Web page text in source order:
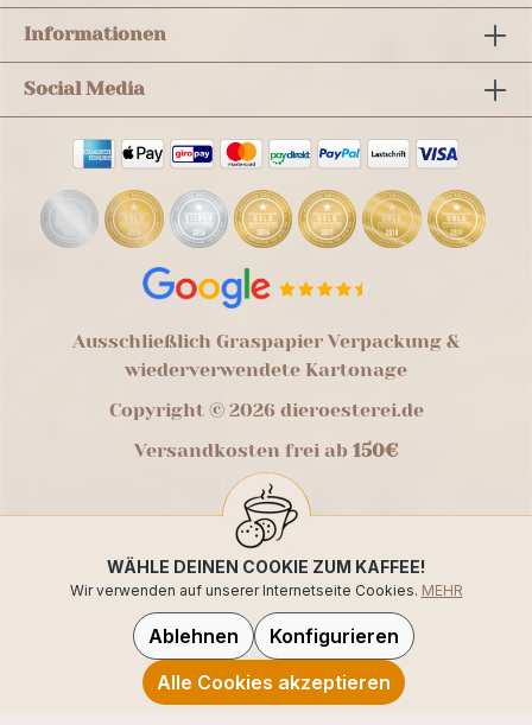
Informationen
Social Media
Ausschließlich Graspapier Verpackung &
wiederverwendete Kartonage
Copyright © 2026 dieroesterei.de
Versandkosten frei ab 150€
WÄHLE DEINEN COOKIE ZUM KAFFEE!
Wir verwenden auf unserer Internetseite Cookies. MEHR
Ablehnen
Konfigurieren
Alle Cookies akzeptieren